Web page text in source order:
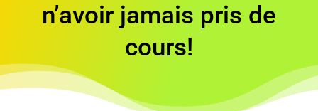
n’avoir jamais pris de
cours!